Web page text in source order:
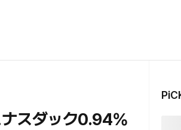
スダック0.94%